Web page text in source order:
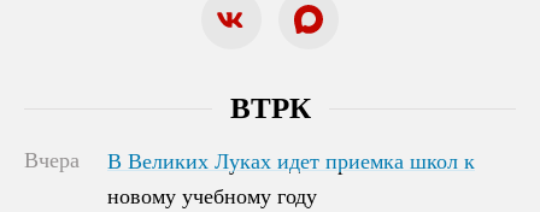
ВТРК
Вчера
В Великих Луках идет приемка школ к
новому учебному году
В Великих Луках идет приемка школ к
новому учебному году